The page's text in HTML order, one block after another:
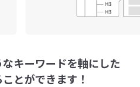
キーワードを軸にした
とができます！